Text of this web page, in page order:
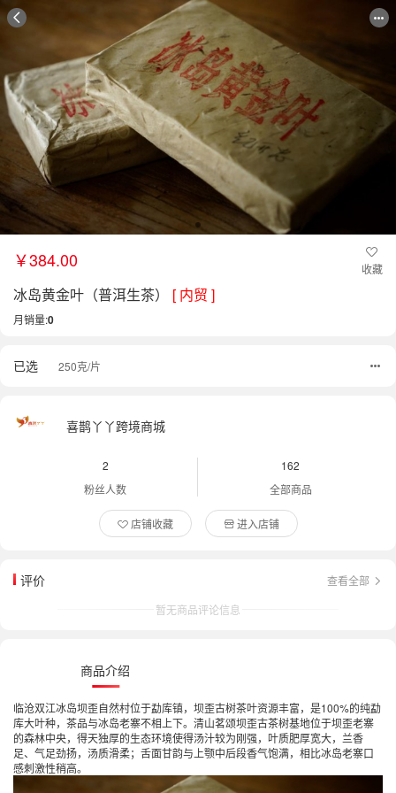
￥384.00 收藏
冰岛黄金叶（普洱生茶） [ 内贸 ]
月销量:0
已选 250克/片
喜鹊丫丫跨境商城
2
粉丝人数
162
全部商品
店铺收藏 进入店铺
评价
查看全部
暂无商品评论信息
商品介绍
临沧双江冰岛坝歪自然村位于勐库镇，坝歪古树茶叶资源丰富，是100%的纯勐
库大叶种，茶品与冰岛老寨不相上下。清山茗颂坝歪古茶树基地位于坝歪老寨
的森林中央，得天独厚的生态环境使得汤汁较为刚强，叶质肥厚宽大，兰香
足、气足劲扬，汤质滑柔；舌面甘韵与上颚中后段香气饱满，相比冰岛老寨口
感刺激性稍高。